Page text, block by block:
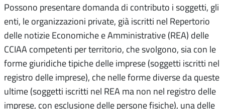
Possono presentare domanda di contributo i soggetti, gli
enti, le organizzazioni private, già iscritti nel Repertorio
delle notizie Economiche e Amministrative (REA) delle
CCIAA competenti per territorio, che svolgono, sia con le
forme giuridiche tipiche delle imprese (soggetti iscritti nel
registro delle imprese), che nelle forme diverse da queste
ultime (soggetti iscritti nel REA ma non nel registro delle
imprese, con esclusione delle persone fisiche), una delle